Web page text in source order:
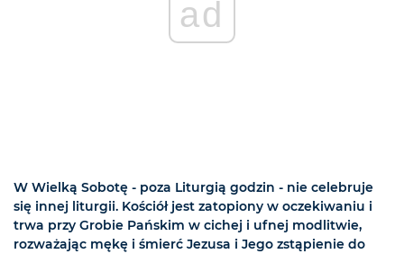
ad
W Wielką Sobotę - poza Liturgią godzin - nie celebruje
się innej liturgii. Kościół jest zatopiony w oczekiwaniu i
trwa przy Grobie Pańskim w cichej i ufnej modlitwie,
rozważając mękę i śmierć Jezusa i Jego zstąpienie do